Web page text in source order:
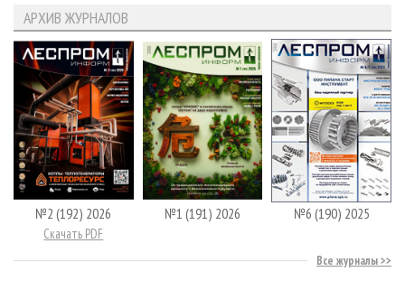
АРХИВ ЖУРНАЛОВ
№2 (192) 2026
Скачать PDF
№1 (191) 2026 №6 (190) 2025
Все журналы